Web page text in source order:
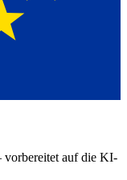
vorbereitet auf die KI-